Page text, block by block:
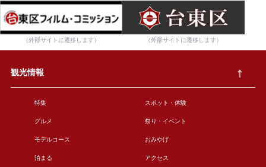
（外部サイトに遷移します） （外部サイトに遷移します）
観光情報
特集 スポット・体験
グルメ 祭り・イベント
モデルコース おみやげ
泊まる アクセス